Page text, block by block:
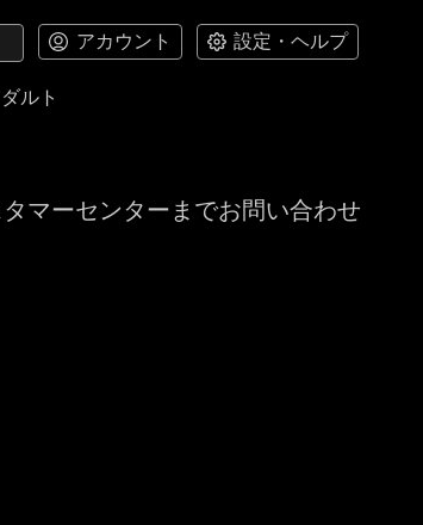
アカウント 設定・ヘルプ
ルト
マーセンターまでお問い合わせ